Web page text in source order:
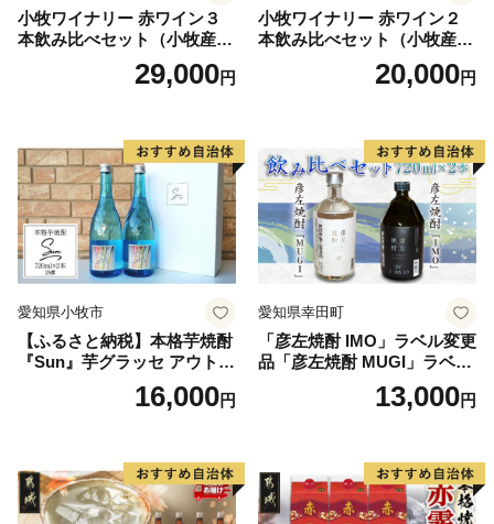
小牧ワイナリー 赤ワイン３
本飲み比べセット（小牧産ぶ
どう100％使用）29,000円
小牧ワイナリー 赤ワイン２
本飲み比べセット（小牧産ぶ
どう100％使用）20,000円
愛知県小牧市
【ふるさと納税】本格芋焼酎
『Sun』芋グラッセ アウトド
ア ソロキャンプ ベランピン
グ 巣ごもり 就労支援16,000円
愛知県幸田町
「彦左焼酎 IMO」ラベル変更
品「彦左焼酎 MUGI」ラベル
変更品 飲み比べ セット 合計
2本 720ml×各1本 25度 焼酎
13,000円